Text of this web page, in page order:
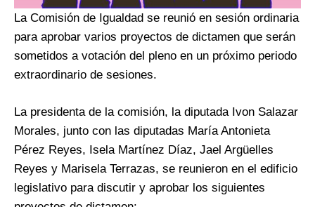
La Comisión de Igualdad se reunió en sesión ordinaria
para aprobar varios proyectos de dictamen que serán
sometidos a votación del pleno en un próximo periodo
extraordinario de sesiones.
La presidenta de la comisión, la diputada Ivon Salazar
Morales, junto con las diputadas María Antonieta
Pérez Reyes, Isela Martínez Díaz, Jael Argüelles
Reyes y Marisela Terrazas, se reunieron en el edificio
legislativo para discutir y aprobar los siguientes